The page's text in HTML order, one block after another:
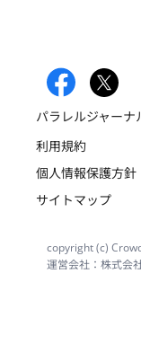
パラレルジャーナ
利用規約
個人情報保護方針
サイトマップ
copyright (c)
運営会社：株式会